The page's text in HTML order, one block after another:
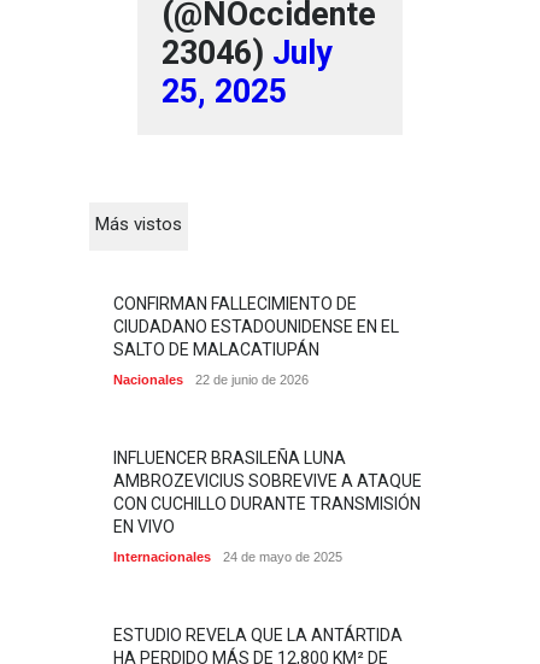
(@NOccidente
23046) July
25, 2025
Más vistos
CONFIRMAN FALLECIMIENTO DE
CIUDADANO ESTADOUNIDENSE EN EL
SALTO DE MALACATIUPÁN
Nacionales 22 de junio de 2026
INFLUENCER BRASILEÑA LUNA
AMBROZEVICIUS SOBREVIVE A ATAQUE
CON CUCHILLO DURANTE TRANSMISIÓN
EN VIVO
Internacionales 24 de mayo de 2025
ESTUDIO REVELA QUE LA ANTÁRTIDA
HA PERDIDO MÁS DE 12,800 KM² DE